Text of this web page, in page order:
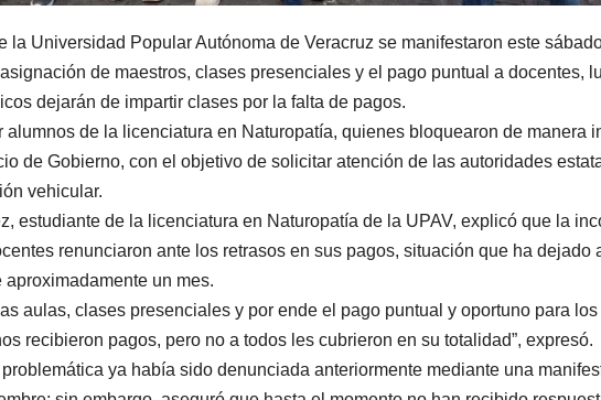
la Universidad Popular Autónoma de Veracruz se manifestaron este
de maestros, clases presenciales y el pago puntual a docentes,
dejarán de impartir clases por la falta de pagos.
alumnos de la licenciatura en Naturopatía, quienes bloquearon de manera
de Gobierno, con el objetivo de solicitar atención de las autoridades
vehicular.
estudiante de la licenciatura en Naturopatía de la UPAV, explicó que la
renunciaron ante los retrasos en sus pagos, situación que ha dejado
un mes.
aulas, clases presenciales y por ende el pago puntual y oportuno para los
recibieron pagos, pero no a todos les cubrieron en su totalidad”, expresó.
ya había sido denunciada anteriormente mediante una